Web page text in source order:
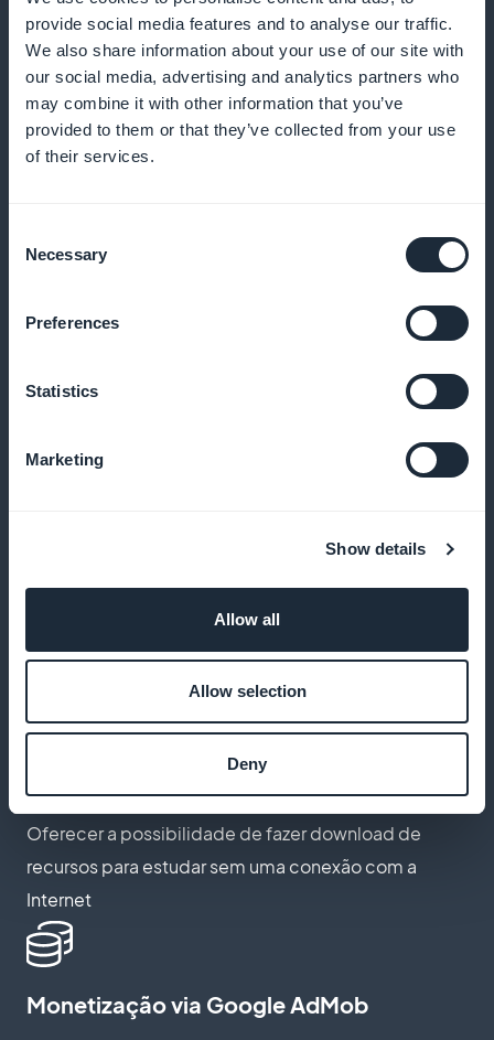
provide social media features and to analyse our traffic.
We also share information about your use of our site with
our social media, advertising and analytics partners who
may combine it with other information that you’ve
provided to them or that they’ve collected from your use
of their services.
Selection
Necessary
Preferences
Statistics
Marketing
Show details
Allow all
Allow selection
Deny
Notificações push para estimular o
aprendizado
Formato de podcast para maior
Ofereça aos alunos a possibilidade de acompanhar
Extensão de marcador para salvar cursos
Acesso off-line a cursos de economia
Oferecer a possibilidade de fazer download de
recursos para estudar sem uma conexão com a
Internet
Monetização via Google AdMob